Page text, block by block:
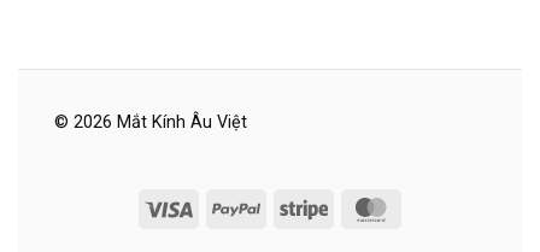
© 2026 Mắt Kính Âu Việt
Visa PayPal Stripe